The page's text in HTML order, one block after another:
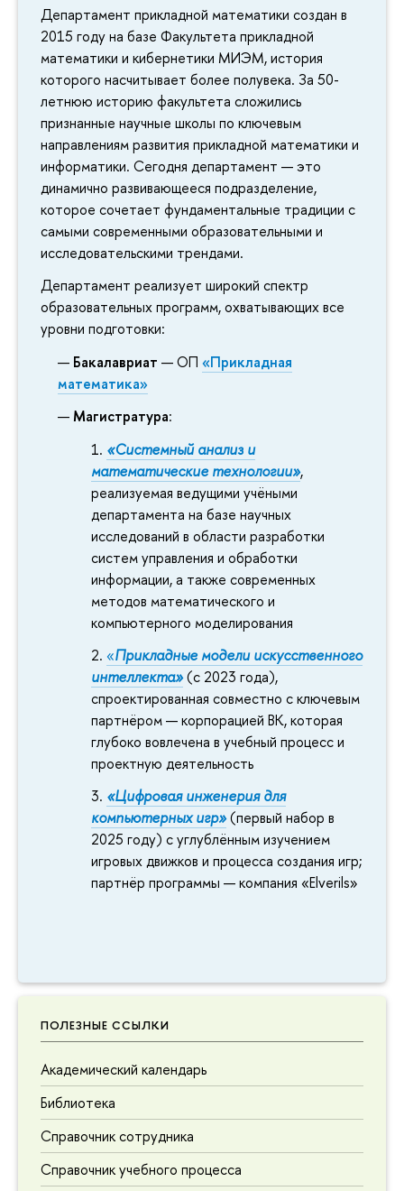
Департамент прикладной математики создан в
2015 году на базе Факультета прикладной
математики и кибернетики МИЭМ, история
которого насчитывает более полувека. За 50-
летнюю историю факультета сложились
признанные научные школы по ключевым
направлениям развития прикладной математики и
информатики. Сегодня департамент — это
динамично развивающееся подразделение,
которое сочетает фундаментальные традиции с
самыми современными образовательными и
исследовательскими трендами.
Департамент реализует широкий спектр
образовательных программ, охватывающих все
уровни подготовки:
Бакалавриат — ОП«Прикладная
математика»
Магистратура:
«Системный анализ и
математические технологии»,
реализуемая ведущими учёными
департамента на базе научных
исследований в области разработки
систем управления и обработки
информации, а также современных
методов математического и
компьютерного моделирования
«Прикладные модели искусственного
интеллекта»(с 2023 года),
спроектированная совместно с ключевым
партнёром — корпорацией ВК, которая
глубоко вовлечена в учебный процесс и
проектную деятельность
«Цифровая инженерия для
компьютерных игр»(первый набор в
2025 году) с углублённым изучением
игровых движков и процесса создания игр;
партнёр программы — компания «Elverils»
ПОЛЕЗНЫЕ ССЫЛКИ
Академический календарь
Библиотека
Справочник сотрудника
Справочник учебного процесса